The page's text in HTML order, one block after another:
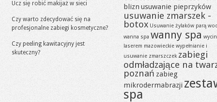
Ucz się robić makijaż w sieci
Czy warto zdecydować się na
profesjonalne zabiegi kosmetyczne?
Czy peeling kawitacyjny jest
skuteczny?
blizn usuwanie pieprzyków
usuwanie zmarszek -
botox Usuwanie żylaków parą
wanna spa wanny spa
laserem mazowieckie wypełnianie i
usuwanie zmarszczek zabiegi
odmładzające na
poznań zabieg
mikrodermabrazji
spa